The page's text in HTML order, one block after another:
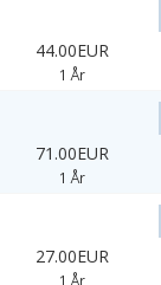
44.00EUR
1 År
71.00EUR
1 År
27.00EUR
1 År